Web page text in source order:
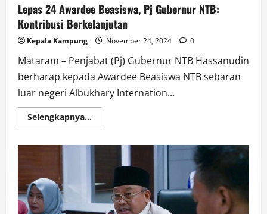
Lepas 24 Awardee Beasiswa, Pj Gubernur NTB:
Kontribusi Berkelanjutan
Kepala Kampung November 24, 2024 0
Mataram – Penjabat (Pj) Gubernur NTB Hassanudin
berharap kepada Awardee Beasiswa NTB sebaran
luar negeri Albukhary Internation...
Selengkapnya...Read
more
Beasiswa,
Gubernur
NTB:
Kontribusi
Berkelanjutan